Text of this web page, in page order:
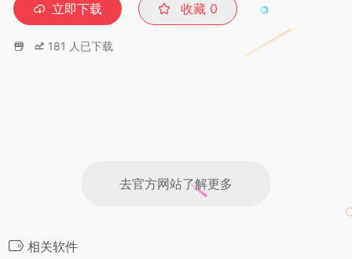
立即下载 收藏 0
181 人已下载
去官方网站了解更多
相关软件